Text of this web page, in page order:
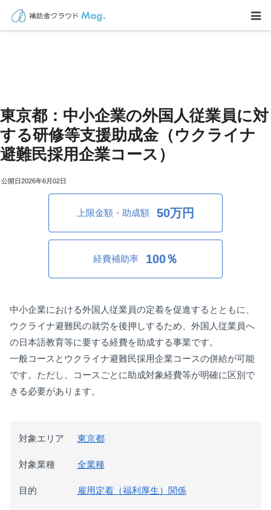
東京都：中小企業の外国人従業員に対
する研修等支援助成金（ウクライナ
避難民採用企業コース）
2026年6月02日
上限金額・助成額 50万円
経費補助率 100％
中小企業における外国人従業員の定着を促進するとともに、
ウクライナ避難民の就労を後押しするため、外国人従業員へ
の日本語教育等に要する経費を助成する事業です。
一般コースとウクライナ避難民採用企業コースの併給が可能
です。ただし、コースごとに助成対象経費等が明確に区別で
きる必要があります。
対象エリア 東京都
対象業種 全業種
目的 雇用定着（福利厚生）関係